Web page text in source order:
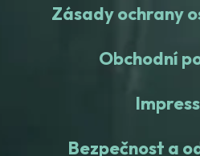
Zásady ochrany
Obchodní
Bezpečnost a